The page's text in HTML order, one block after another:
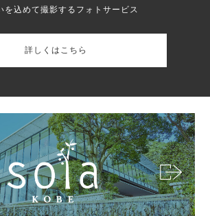
を込めて撮影するフォトサービス
詳しくはこちら